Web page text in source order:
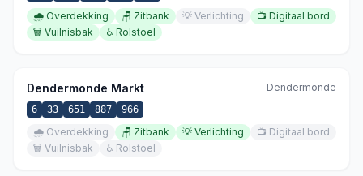
🌧️ Overdekking 🪑 Zitbank 💡 Verlichting 📺 Digitaal bord
🗑️ Vuilnisbak ♿ Rolstoel
Dendermonde Markt Dendermonde
6 33 651 887 966
🌧️ Overdekking 🪑 Zitbank 💡 Verlichting 📺 Digitaal bord
🗑️ Vuilnisbak ♿ Rolstoel